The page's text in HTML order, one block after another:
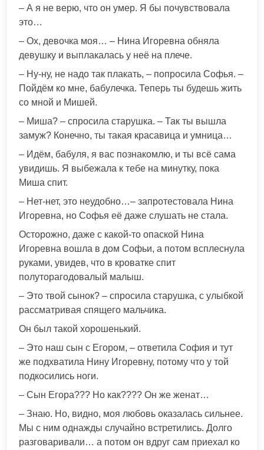
– А я не верю, что он умер. Я бы почувствовала
это…
– Ох, девочка моя… – Нина Игоревна обняла
девушку и выплакалась у неё на плече.
– Ну-ну, не надо так плакать, – попросила Софья. –
Пойдём ко мне, бабулечка. Теперь ты будешь жить
со мной и Мишей.
– Миша? – спросила старушка. – Так ты вышла
замуж? Конечно, ты такая красавица и умница…
– Идём, бабуля, я вас познакомлю, и ты всё сама
увидишь. Я выбежала к тебе на минутку, пока
Миша спит.
– Нет-нет, это неудобно…– запротестовала Нина
Игоревна, но Софья её даже слушать не стала.
Осторожно, даже с какой-то опаской Нина
Игоревна вошла в дом Софьи, а потом всплеснула
руками, увидев, что в кроватке спит
полуторагодовалый малыш.
– Это твой сынок? – спросила старушка, с улыбкой
рассматривая спящего мальчика.
Он был такой хорошенький.
– Это наш сын с Егором, – ответила София и тут
же подхватила Нину Игоревну, потому что у той
подкосились ноги.
– Сын Егора??? Но как???? Он же женат…
– Знаю. Но, видно, моя любовь оказалась сильнее.
Мы с ним однажды случайно встретились. Долго
разговаривали… а потом он вдруг сам приехал ко